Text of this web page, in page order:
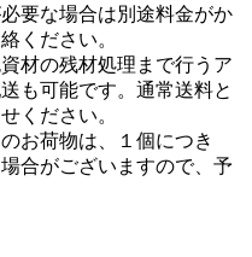
要な場合は別途料金がか
ください。
材の残材処理まで行うア
も可能です。通常送料と
ください。
お荷物は、１個につき
合がございますので、予